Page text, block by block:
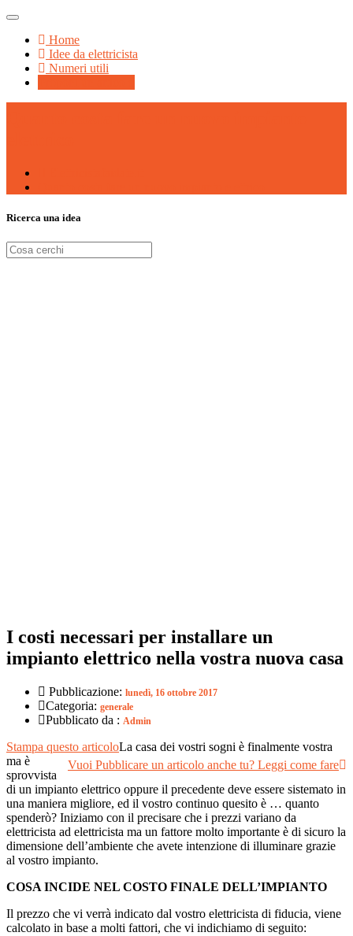
Home
Idee da elettricista
Numeri utili
Ricerca una idea
I costi necessari per installare un
impianto elettrico nella vostra nuova casa
Pubblicazione: lunedì, 16 ottobre 2017
Categoria: generale
Pubblicato da : Admin
Stampa questo articolo
Vuoi Pubblicare un articolo anche tu? Leggi come fare
La casa dei vostri sogni è finalmente vostra
ma è
sprovvista
di un impianto elettrico oppure il precedente deve essere sistemato in
una maniera migliore, ed il vostro continuo quesito è … quanto
spenderò? Iniziamo con il precisare che i prezzi variano da
elettricista ad elettricista ma un fattore molto importante è di sicuro la
dimensione dell’ambiente che avete intenzione di illuminare grazie
al vostro impianto.
COSA INCIDE NEL COSTO FINALE DELL’IMPIANTO
Il prezzo che vi verrà indicato dal vostro elettricista di fiducia, viene
calcolato in base a molti fattori, che vi indichiamo di seguito: